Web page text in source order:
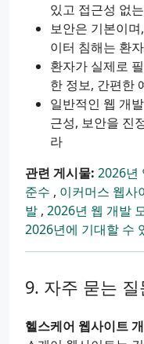
있고 접근성 없
보안은 기본이
이터 침해는 환
환자가 실제로
한 정보, 간편한
일반적인 웹 개
근성, 보안을 진
라
관련 게시물: 2026년
준수 , 이커머스 웹사
발 , 2026년 웹 개발
2026년에 기대할 수
자주 묻는 질
헬스케어 웹사이트